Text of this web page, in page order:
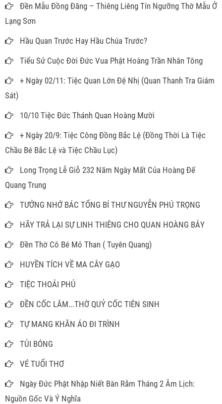
Đền Mẫu Đồng Đăng – Thiêng Liêng Tín Ngưỡng Thờ Mẫu Ở
Lạng Sơn
Hầu Quan Trước Hay Hầu Chúa Trước?
Tiểu Sử Cuộc Đời Đức Vua Phật Hoàng Trần Nhân Tông
+ Ngày 02/11: Tiệc Quan Lớn Đệ Nhị (Quan Thanh Tra Giám
Sát)
10/10 Tiệc Đức Thánh Quan Hoàng Mười
+ Ngày 20/9: Tiệc Công Đồng Bắc Lệ (Đồng Thời Là Tiệc
Chầu Bé Bắc Lệ và Tiệc Chầu Lục)
Long Trọng Lễ Giỗ 232 Năm Ngày Mất Của Hoàng Đế
Quang Trung
TƯỞNG NHỚ BÁC TỔNG BÍ THƯ NGUYỄN PHÚ TRỌNG
HÃY TRẢ LẠI SỰ LINH THIÊNG CHO QUAN HOÀNG BẢY
Đền Thờ Cô Bé Mỏ Than ( Tuyên Quang)
HUYỀN TÍCH VỀ MA CÂY GẠO
TIỆC THOẢI PHỦ
ĐỀN CỐC LÂM...THỜ QUỶ CỐC TIÊN SINH
TỰ MANG KHĂN ÁO ĐI TRÌNH
TỦI BÓNG
VÉ TUỔI THƠ
Ngày Đức Phật Nhập Niết Bàn Rằm Tháng 2 Âm Lịch:
Nguồn Gốc Và Ý Nghĩa